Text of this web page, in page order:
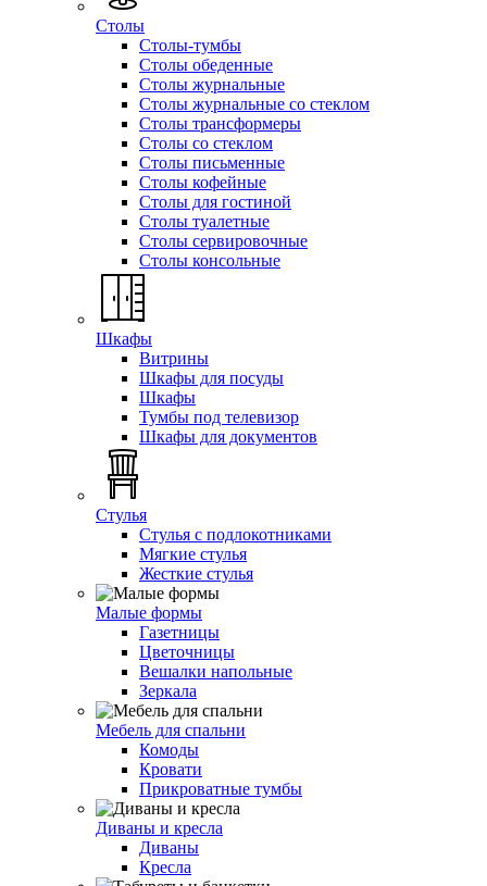
Столы
Столы-тумбы
Столы обеденные
Столы журнальные
Столы журнальные со стеклом
Столы трансформеры
Столы со стеклом
Столы письменные
Столы кофейные
Столы для гостиной
Столы туалетные
Столы сервировочные
Столы консольные
Шкафы
Витрины
Шкафы для посуды
Шкафы
Тумбы под телевизор
Шкафы для документов
Стулья
Стулья с подлокотниками
Мягкие стулья
Жесткие стулья
Малые формы
Газетницы
Цветочницы
Вешалки напольные
Зеркала
Мебель для спальни
Комоды
Кровати
Прикроватные тумбы
Диваны и кресла
Диваны
Кресла